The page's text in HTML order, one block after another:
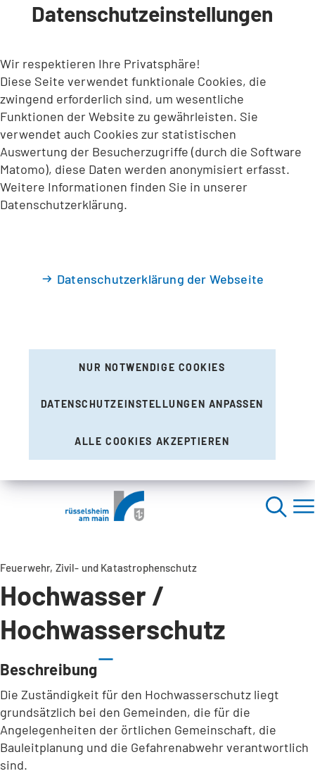
INHALT ANSPRINGEN
Datenschutzeinstellungen
Wir respektieren Ihre Privatsphäre!
Diese Seite verwendet funktionale Cookies, die
zwingend erforderlich sind, um wesentliche
Funktionen der Website zu gewährleisten. Sie
verwendet auch Cookies zur statistischen
Auswertung der Besucherzugriffe (durch die Software
Matomo), diese Daten werden anonymisiert erfasst.
Weitere Informationen finden Sie in unserer
Datenschutzerklärung.
Datenschutzerklärung der Webseite
NUR NOTWENDIGE COOKIES
DATENSCHUTZEINSTELLUNGEN ANPASSEN
ALLE COOKIES AKZEPTIEREN
Feuerwehr, Zivil- und Katastrophenschutz
Hochwasser /
Hochwasserschutz
Beschreibung
Die Zuständigkeit für den Hochwasserschutz liegt
grundsätzlich bei den Gemeinden, die für die
Angelegenheiten der örtlichen Gemeinschaft, die
Bauleitplanung und die Gefahrenabwehr verantwortlich
sind.